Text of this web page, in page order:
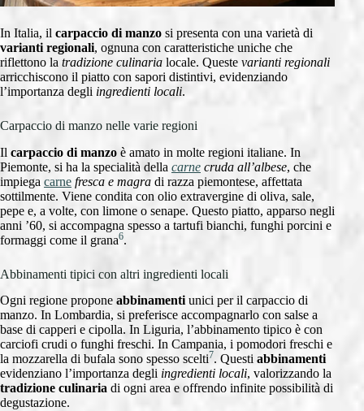
In Italia, il carpaccio di manzo si presenta con una varietà di
varianti regionali, ognuna con caratteristiche uniche che
riflettono la tradizione culinaria locale. Queste varianti regionali
arricchiscono il piatto con sapori distintivi, evidenziando
l’importanza degli ingredienti locali.
Carpaccio di manzo nelle varie regioni
Il carpaccio di manzo è amato in molte regioni italiane. In
Piemonte, si ha la specialità della carne cruda all’albese, che
impiega carne fresca e magra di razza piemontese, affettata
sottilmente. Viene condita con olio extravergine di oliva, sale,
pepe e, a volte, con limone o senape. Questo piatto, apparso negli
anni ’60, si accompagna spesso a tartufi bianchi, funghi porcini e
formaggi come il grana6.
Abbinamenti tipici con altri ingredienti locali
Ogni regione propone abbinamenti unici per il carpaccio di
manzo. In Lombardia, si preferisce accompagnarlo con salse a
base di capperi e cipolla. In Liguria, l’abbinamento tipico è con
carciofi crudi o funghi freschi. In Campania, i pomodori freschi e
la mozzarella di bufala sono spesso scelti7. Questi abbinamenti
evidenziano l’importanza degli ingredienti locali, valorizzando la
tradizione culinaria di ogni area e offrendo infinite possibilità di
degustazione.